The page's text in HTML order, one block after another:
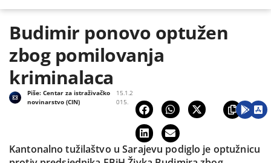
Budimir ponovo optužen
zbog pomilovanja
kriminalaca
15.1.2
015.
Piše:Centar za istraživačko
novinarstvo (CIN)
Kantonalno tužilaštvo u Sarajevu podiglo je optužnicu